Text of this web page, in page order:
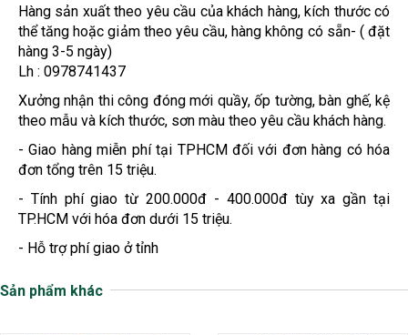
Hàng sản xuất theo yêu cầu của khách hàng, kích thước có
thể tăng hoặc giảm theo yêu cầu, hàng không có sẵn- ( đặt
hàng 3-5 ngày)
Lh : 0978741437
Xưởng nhận thi công đóng mới quầy, ốp tường, bàn ghế, kệ
theo mẫu và kích thước, sơn màu theo yêu cầu khách hàng.
- Giao hàng miễn phí tại TPHCM đối với đơn hàng có hóa
đơn tổng trên 15 triệu.
- Tính phí giao từ 200.000đ - 400.000đ tùy xa gần tại
TP.HCM với hóa đơn dưới 15 triệu.
- Hỗ trợ phí giao ở tỉnh
Sản phẩm khác